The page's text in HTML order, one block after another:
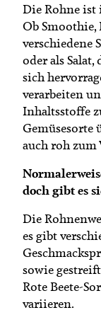
Die Rohne ist
Ob Smoothie,
verschiedene
oder als Salat,
sich
verarbeiten
Inhaltsstoffe
Gemüsesorte
auch roh zum
doch gibt es
Die
es gibt
sowie
Rote Beete-
variieren.